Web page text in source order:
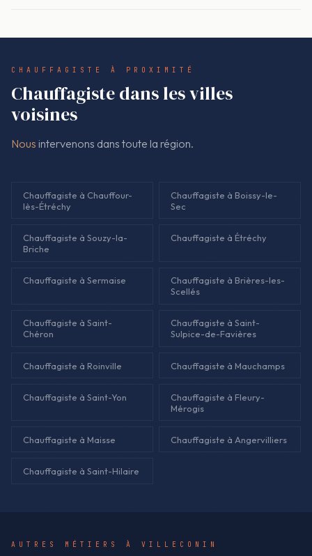
modification est expliquée et validée avant de continuer.
CHAUFFAGISTE À PROXIMITÉ
Chauffagiste dans les villes
voisines
Nous intervenons dans toute la région.
Chauffagiste à Chauffour-
lès-Étréchy
Chauffagiste à Boissy-le-
Sec
Chauffagiste à Souzy-la-
Briche
Chauffagiste à Étréchy
Chauffagiste à Sermaise
Chauffagiste à Brières-les-
Scellés
Chauffagiste à Saint-
Chéron
Chauffagiste à Saint-
Sulpice-de-Favières
Chauffagiste à Roinville Chauffagiste à Mauchamps
Chauffagiste à Saint-Yon
Chauffagiste à Fleury-
Mérogis
Chauffagiste à Maisse Chauffagiste à Angervilliers
Chauffagiste à Saint-Hilaire
AUTRES MÉTIERS À VILLECONIN